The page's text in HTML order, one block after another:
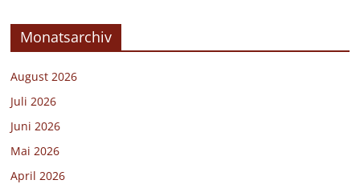
Monatsarchiv
August 2026
Juli 2026
Juni 2026
Mai 2026
April 2026